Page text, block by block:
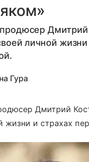
личной жизни
Гура
Дмитрий
жизни и страхах